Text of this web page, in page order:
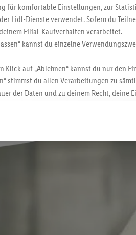
für komfortable Einstellungen, zur
Lidl-Dienste verwendet. Sofern du
Filial-Kaufverhalten verarbeitet.
kannst du einzelne
Klick auf „Ablehnen“ kannst du nur den
stimmst du allen Verarbeitungen zu
der Daten und zu deinem Recht,